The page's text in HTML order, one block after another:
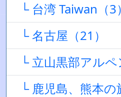
└ 台湾 Taiwan（3）
└ 名古屋（21）
└ 立山黒部アルペ
└ 鹿児島、熊本の